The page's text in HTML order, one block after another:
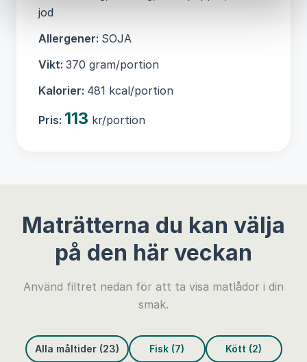
jod
Allergener: SOJA
Vikt: 370 gram/portion
Kalorier: 481 kcal/portion
Pris: 113 kr/portion
Maträtterna du kan välja
på den här veckan
Använd filtret nedan för att ta visa matlådor i din
smak.
Alla måltider (23) Fisk (7) Kött (2)